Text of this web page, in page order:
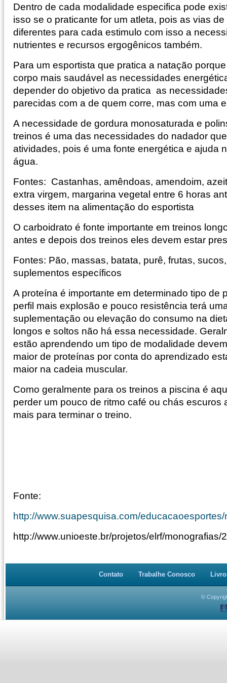
Dentro de cada modalidade especifica pode
isso se o praticante for um atleta, pois as vias
diferentes para cada estimulo com isso a
nutrientes e recursos ergogênicos também.
Para um esportista que pratica a natação
corpo mais saudável as necessidades
depender do objetivo da pratica as
parecidas com a de quem corre, mas com uma
A necessidade de gordura monosaturada e
treinos é uma das necessidades do nadador
atividades, pois é uma fonte energética e ajuda
água.
Fontes: Castanhas, amêndoas, amendoim,
extra virgem, margarina vegetal entre 6 horas
desses item na alimentação do esportista
O carboidrato é fonte importante em treinos
antes e depois dos treinos eles devem estar
Fontes: Pão, massas, batata, purê, frutas,
suplementos específicos
A proteína é importante em determinado tipo de
perfil mais explosão e pouco resistência terá
suplementação ou elevação do consumo na
longos e soltos não há essa necessidade.
estão aprendendo um tipo de modalidade
maior de proteínas por conta do aprendizado
maior na cadeia muscular.
Como geralmente para os treinos a piscina é
perder um pouco de ritmo café ou chás escuros
mais para terminar o treino.
Fonte:
http://www.suapesquisa.com/
http://www.unioeste.br/projetos/elrf/monografias/
Contato Trabalhe Conosco
©